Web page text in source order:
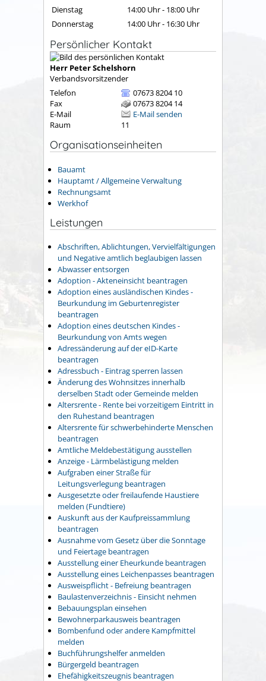
Dienstag
14:00 Uhr- 18:00 Uhr
Donnerstag
14:00 Uhr- 16:30 Uhr
Persönlicher Kontakt
Herr PeterSchelshorn
Verbandsvorsitzender
Telefon
07673 8204 10
Fax
07673 8204 14
E-Mail
E-Mail senden
Raum
11
Organisationseinheiten
Bauamt
Hauptamt / Allgemeine Verwaltung
Rechnungsamt
Werkhof
Leistungen
Abschriften, Ablichtungen, Vervielfältigungen
und Negative amtlich beglaubigen lassen
Abwasser entsorgen
Adoption - Akteneinsicht beantragen
Adoption eines ausländischen Kindes -
Beurkundung im Geburtenregister
beantragen
Adoption eines deutschen Kindes -
Beurkundung von Amts wegen
Adressänderung auf der eID-Karte
beantragen
Adressbuch - Eintrag sperren lassen
Änderung des Wohnsitzes innerhalb
derselben Stadt oder Gemeinde melden
Altersrente - Rente bei vorzeitigem Eintritt in
den Ruhestand beantragen
Altersrente für schwerbehinderte Menschen
beantragen
Amtliche Meldebestätigung ausstellen
Anzeige - Lärmbelästigung melden
Aufgraben einer Straße für
Leitungsverlegung beantragen
Ausgesetzte oder freilaufende Haustiere
melden (Fundtiere)
Auskunft aus der Kaufpreissammlung
beantragen
Ausnahme vom Gesetz über die Sonntage
und Feiertage beantragen
Ausstellung einer Eheurkunde beantragen
Ausstellung eines Leichenpasses beantragen
Ausweispflicht - Befreiung beantragen
Baulastenverzeichnis - Einsicht nehmen
Bebauungsplan einsehen
Bewohnerparkausweis beantragen
Bombenfund oder andere Kampfmittel
melden
Buchführungshelfer anmelden
Bürgergeld beantragen
Ehefähigkeitszeugnis beantragen